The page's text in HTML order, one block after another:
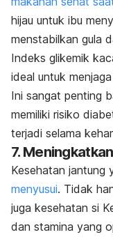
hijau untuk ibu
menstabilkan gula
Indeks glikemik
ideal untuk
Ini sangat penting
memiliki risiko
terjadi selama
7.
Kesehatan jantung
menyusui. Tidak
juga kesehatan si
dan stamina yang